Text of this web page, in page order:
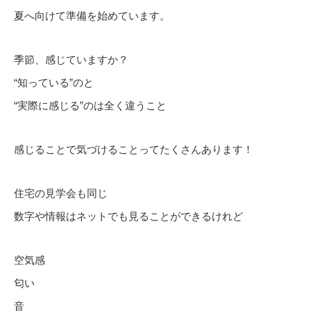
夏へ向けて準備を始めています。
季節、感じていますか？
“知っている”のと
“実際に感じる”のは全く違うこと
感じることで気づけることってたくさんあります！
住宅の見学会も同じ
数字や情報はネットでも見ることができるけれど
空気感
匂い
音